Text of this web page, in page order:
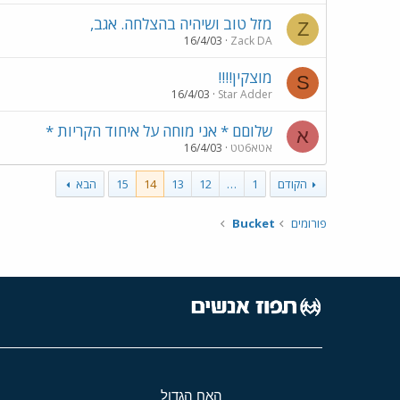
Z מזל טוב ושיהיה בהצלחה. אגב,
Zack DA
16/4/03
S מוצקין!!!!
Star Adder
16/4/03
א שלוםם * אני מוחה על איחוד הקריות *
אטא6טט 16/4/03
הקודם 1
…
12
13
14
15 הבא
פורומים Bucket
האח הגדול